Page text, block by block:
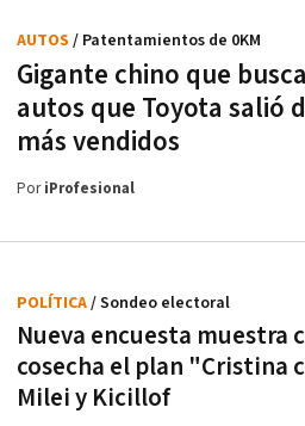
Gigante chino que
autos que Toyota salió
más vendidos
AUTOS / Patentamientos de 0KM
PoriProfesional
Nueva encuesta muestra
cosecha el plan "Cristina
Milei y Kicillof
POLÍTICA/ Sondeo electoral